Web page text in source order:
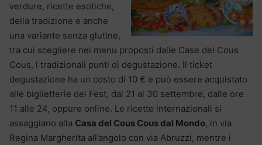
verdure, ricette esotiche,
della tradizione e anche
una variante senza glutine,
tra cui scegliere nei menu proposti dalle Case del Cous
Cous, i tradizionali punti di degustazione. Il ticket
degustazione ha un costo di 10 € e può essere acquistato
alle biglietterie del Fest, dal 21 al 30 settembre, dalle ore
11 alle 24, oppure online. Le ricette internazionali si
assaggiano alla Casa del Cous Cous dal Mondo, in via
Regina Margherita all’angolo con via Abruzzi, mentre i